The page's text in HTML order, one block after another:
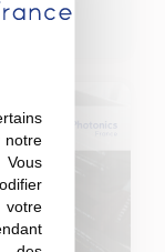
notre